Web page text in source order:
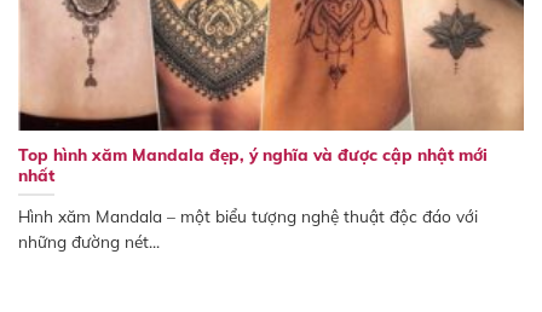
Top hình xăm Mandala đẹp, ý nghĩa và được cập nhật mới
nhất
Hình xăm Mandala – một biểu tượng nghệ thuật độc đáo với
những đường nét...